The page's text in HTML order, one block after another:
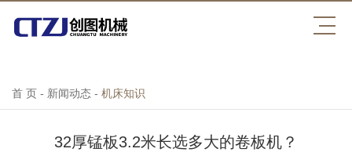
压球平台
首 页 - 新闻动态 - 机床知识
32厚锰板3.2米长选多大的卷板机？